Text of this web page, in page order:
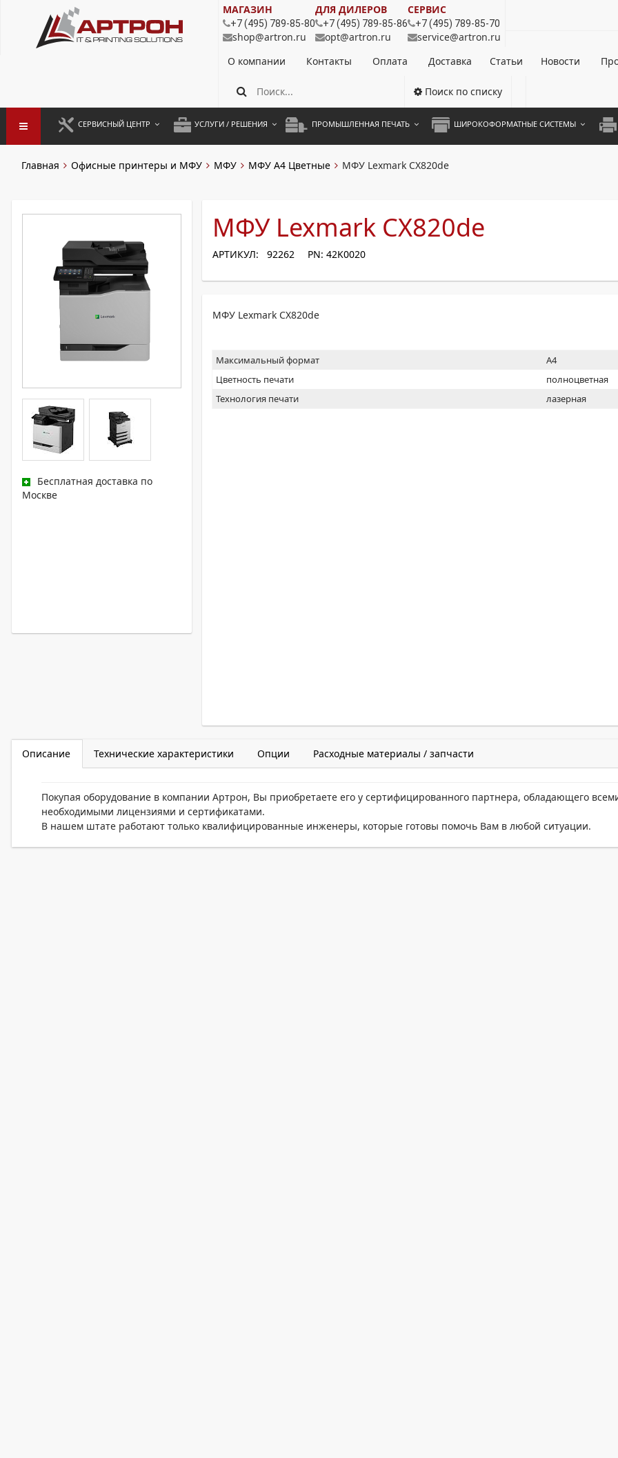
МАГАЗИН
+7 (495) 789-85-80
shop@artron.ru
ДЛЯ ДИЛЕРОВ
+7 (495) 789-85-86
opt@artron.ru
СЕРВИС
+7 (495) 789-85-70
service@artron.ru
О компании
Контакты Оплата Доставка Статьи Новости
Поиск по списку
СЕРВИСНЫЙ ЦЕНТР
ПРОФИЛАКТИКА И ТО
РАЗОВЫЕ РЕМОНТЫ
УСЛУГИ / РЕШЕНИЯ
АРЕНДА ОБОРУДОВАНИЯ
ПРОМЫШЛЕННАЯ ПЕЧАТЬ ШИРОКОФОРМАТНЫЕ СИСТЕМЫ
Главная Офисные принтеры и МФУ МФУ МФУ А4 Цветные МФУ Lexmark CX820de
Бесплатная доставка по
Москве
МФУ Lexmark CX820de
АРТИКУЛ: 92262 PN: 42K0020
МФУ Lexmark CX820de
Максимальный формат
A4
Цветность печати
полноцветная
Технология печати
лазерная
Описание Технические характеристики Опции Расходные материалы / запчасти
Покупая оборудование в компании Артрон, Вы приобретаете его у сертифицированного партнера, обладающего
необходимыми лицензиями и сертификатами.
В нашем штате работают только квалифицированные инженеры, которые готовы помочь Вам в любой ситуации.